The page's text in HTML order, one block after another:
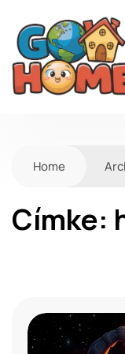
Home
Címke: